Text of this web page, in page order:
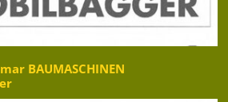
BAUMASCHINEN